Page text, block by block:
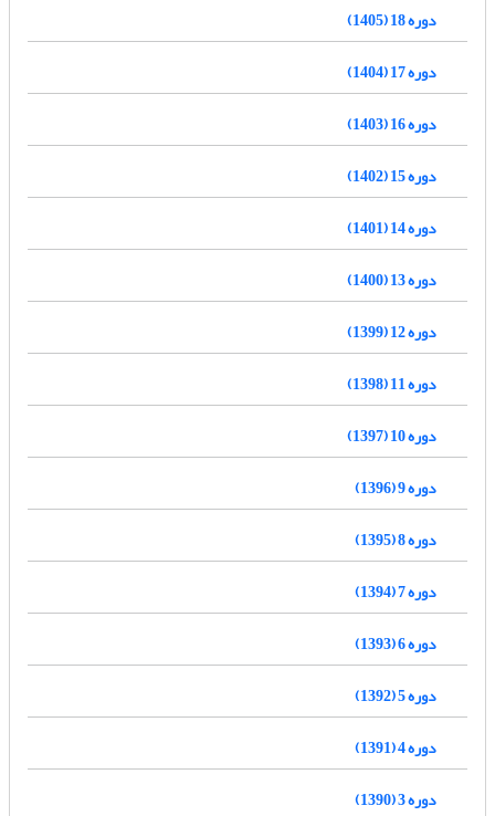
دوره 18 (1405)
دوره 17 (1404)
دوره 16 (1403)
دوره 15 (1402)
دوره 14 (1401)
دوره 13 (1400)
دوره 12 (1399)
دوره 11 (1398)
دوره 10 (1397)
دوره 9 (1396)
دوره 8 (1395)
دوره 7 (1394)
دوره 6 (1393)
دوره 5 (1392)
دوره 4 (1391)
دوره 3 (1390)